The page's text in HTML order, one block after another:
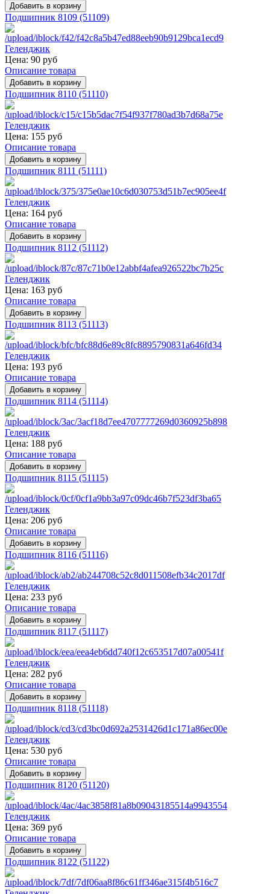
Подшипник 8109 (51109)
Цена: 90 руб
Описание товара
Подшипник 8110 (51110)
Цена: 155 руб
Описание товара
Подшипник 8111 (51111)
Цена: 164 руб
Описание товара
Подшипник 8112 (51112)
Цена: 163 руб
Описание товара
Подшипник 8113 (51113)
Цена: 193 руб
Описание товара
Подшипник 8114 (51114)
Цена: 188 руб
Описание товара
Подшипник 8115 (51115)
Цена: 206 руб
Описание товара
Подшипник 8116 (51116)
Цена: 233 руб
Описание товара
Подшипник 8117 (51117)
Цена: 282 руб
Описание товара
Подшипник 8118 (51118)
Цена: 530 руб
Описание товара
Подшипник 8120 (51120)
Цена: 369 руб
Описание товара
Подшипник 8122 (51122)